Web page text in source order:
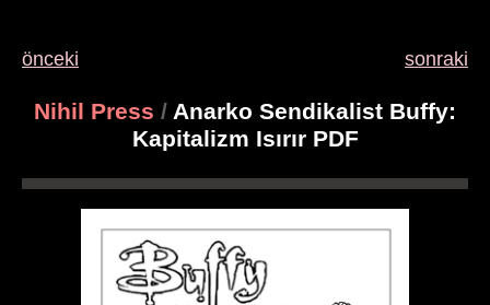
önceki sonraki
Nihil Press / Anarko Sendikalist Buffy:
Kapitalizm Isırır PDF